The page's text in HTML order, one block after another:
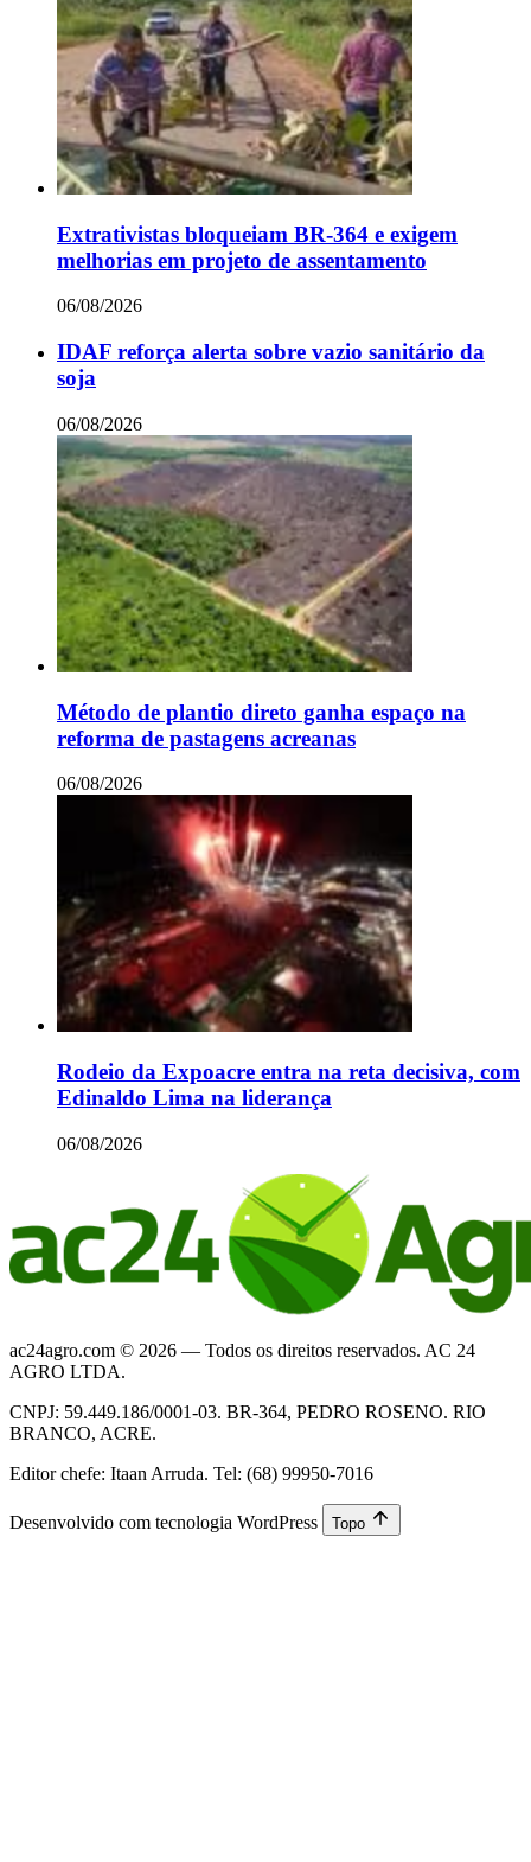
Extrativistas bloqueiam BR-364 e exigem
melhorias em projeto de assentamento
06/08/2026
IDAF reforça alerta sobre vazio sanitário da
soja
06/08/2026
Método de plantio direto ganha espaço na
reforma de pastagens acreanas
06/08/2026
Rodeio da Expoacre entra na reta decisiva, com
Edinaldo Lima na liderança
06/08/2026
ac24agro.com © 2026 — Todos os direitos reservados. AC 24
AGRO LTDA.
CNPJ: 59.449.186/0001-03. BR-364, PEDRO ROSENO. RIO
BRANCO, ACRE.
Editor chefe: Itaan Arruda. Tel: (68) 99950-7016
Desenvolvido com tecnologia WordPress Topo